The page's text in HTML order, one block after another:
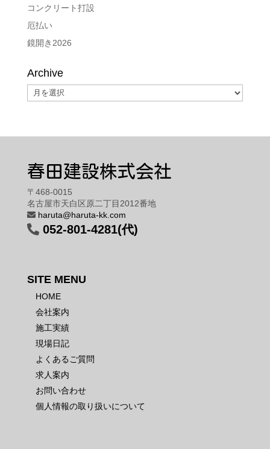
コンクリート打設
厄払い
鏡開き2026
Archive
Archive
春田建設株式会社
〒468-0015
名古屋市天白区原二丁目2012番地
haruta@haruta-kk.com
052-801-4281(代)
SITE MENU
HOME
会社案内
施工実績
現場日記
よくあるご質問
求人案内
お問い合わせ
個人情報の取り扱いについて